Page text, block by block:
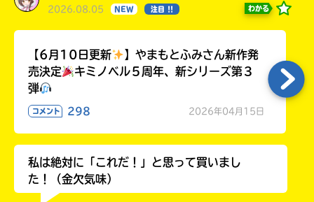
2026.08.05 NEW 注目 !! わかる
【6月10日更新
】やまもとふみさん新作発
売決定
キミノベル５周年、新シリーズ第３
弾
コメント 298 2026年04月15日
私は絶対に「これだ！」と思って買いまし
た！（金欠気味）